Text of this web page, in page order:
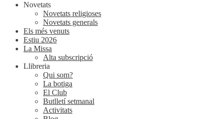
Novetats
Novetats religioses
Novetats generals
Els més venuts
Estiu 2026
La Missa
Alta subscripció
Llibreria
Qui som?
La botiga
El Club
Butlletí setmanal
Activitats